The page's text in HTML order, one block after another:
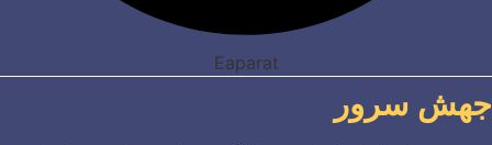
Eaparat
جهش سرور